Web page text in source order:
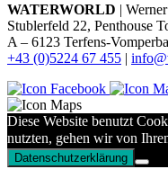
WATERWORLD |
Stublerfeld 22, Penthouse
A – 6123 Terfens-
+43 (0)5224 67 455 |
Diese Website benutzt
nutzten, gehen wir von
Datenschutzerklärung